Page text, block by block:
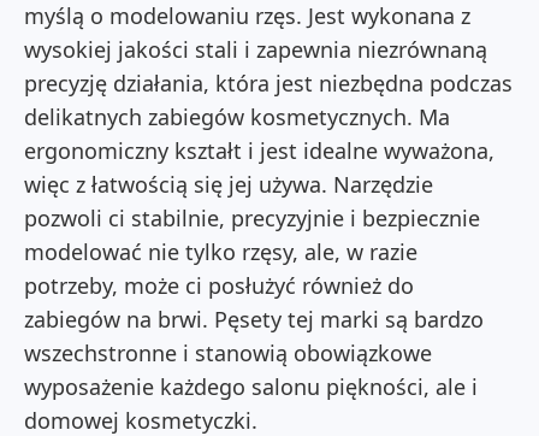
myślą o modelowaniu rzęs. Jest wykonana z
wysokiej jakości stali i zapewnia niezrównaną
precyzję działania, która jest niezbędna podczas
delikatnych zabiegów kosmetycznych. Ma
ergonomiczny kształt i jest idealne wyważona,
więc z łatwością się jej używa. Narzędzie
pozwoli ci stabilnie, precyzyjnie i bezpiecznie
modelować nie tylko rzęsy, ale, w razie
potrzeby, może ci posłużyć również do
zabiegów na brwi. Pęsety tej marki są bardzo
wszechstronne i stanowią obowiązkowe
wyposażenie każdego salonu piękności, ale i
domowej kosmetyczki.